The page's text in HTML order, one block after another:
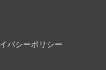
バシーポリシー